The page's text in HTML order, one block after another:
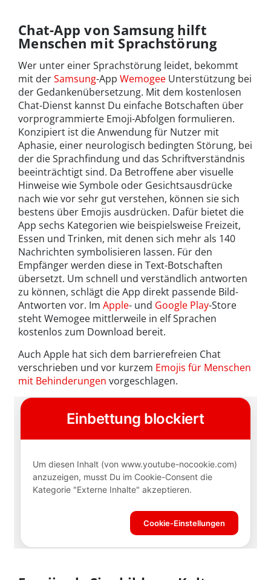
Chat-App von Samsung hilft
Menschen mit Sprachstörung
Wer unter einer Sprachstörung leidet, bekommt
mit derSamsung-App Wemogee Unterstützung bei
der Gedankenübersetzung. Mit dem kostenlosen
Chat-Dienst kannst Du einfache Botschaften über
vorprogrammierte Emoji-Abfolgen formulieren.
Konzipiert ist die Anwendung für Nutzer mit
Aphasie, einer neurologisch bedingten Störung, bei
der die Sprachfindung und das Schriftverständnis
beeinträchtigt sind. Da Betroffene aber visuelle
Hinweise wie Symbole oder Gesichtsausdrücke
nach wie vor sehr gut verstehen, können sie sich
bestens über Emojis ausdrücken. Dafür bietet die
App sechs Kategorien wie beispielsweise Freizeit,
Essen und Trinken, mit denen sich mehr als 140
Nachrichten symbolisieren lassen. Für den
Empfänger werden diese in Text-Botschaften
übersetzt. Um schnell und verständlich antworten
zu können, schlägt die App direkt passende Bild-
Antworten vor. Im Apple- und Google Play-Store
steht Wemogee mittlerweile in elf Sprachen
kostenlos zum Download bereit.
Auch Apple hat sich dem barrierefreien Chat
verschrieben und vor kurzem Emojis für Menschen
mit Behinderungen vorgeschlagen.